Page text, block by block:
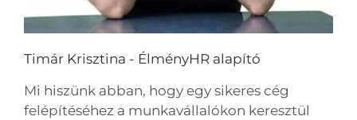
Timár Krisztina - ÉlményHR alapító
Mi hiszünk abban, hogy egy sikeres cég
felépítéséhez a munkavállalókon keresztül